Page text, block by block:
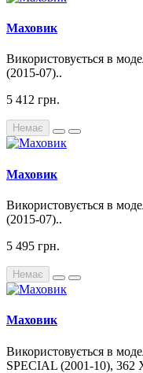
Маховик
Використовується в
(2015-07)..
5 412 грн.
Немає
Маховик
Використовується в
(2015-07)..
5 495 грн.
Немає
Маховик
Використовується в
SPECIAL (2001-10), 362